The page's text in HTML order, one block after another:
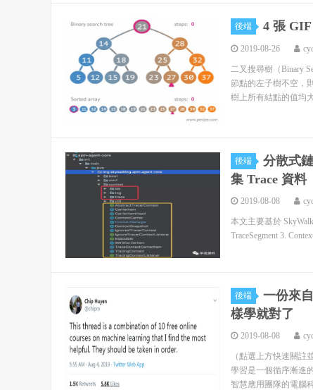
後端 4 張
2019-08-26
二叉搜尋樹（Binary
節點的左子樹不空，
樹上所有結點的值均
後端
分散式
集 Trace 資料
2019-08-08
本文主要基於
TraceSegment 3.
後端
一份來
樣學就對了
2019-08-08
（點選上方快速關
學習是一個循序漸進
智慧應用團隊的電腦